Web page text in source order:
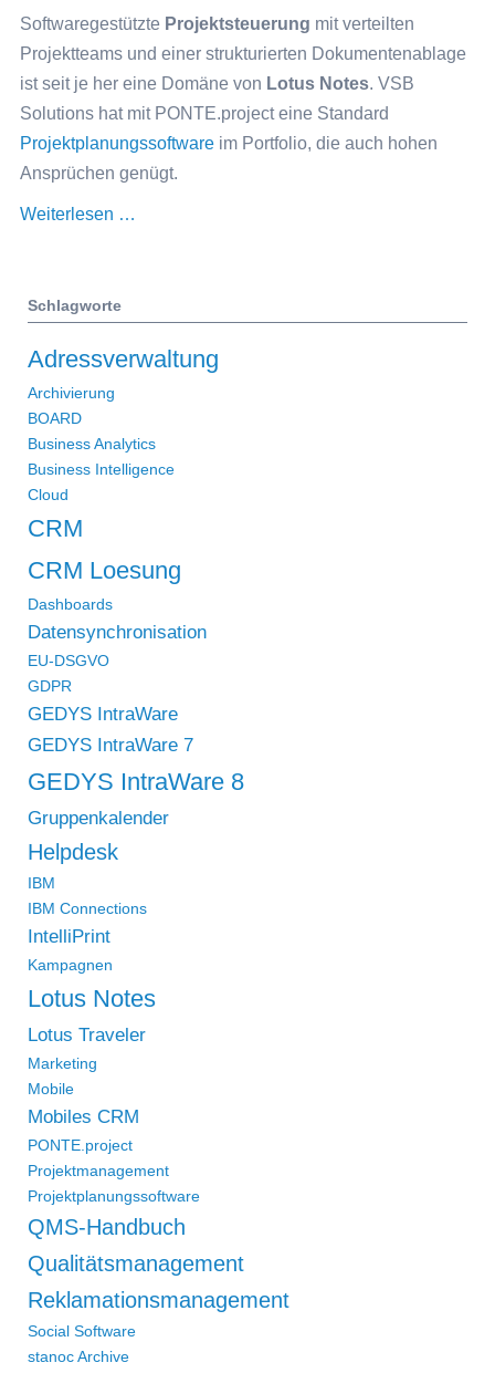
Softwaregestützte Projektsteuerung mit verteilten
Projektteams und einer strukturierten Dokumentenablage
ist seit je her eine Domäne von Lotus Notes. VSB
Solutions hat mit PONTE.project eine Standard
Projektplanungssoftwareim Portfolio, die auch hohen
Ansprüchen genügt.
Weiterlesen …
PONTE.project
Schlagworte
Adressverwaltung
Archivierung
BOARD
Business Analytics
Business Intelligence
Cloud
CRM
CRM Loesung
Dashboards
Datensynchronisation
EU-DSGVO
GDPR
GEDYS IntraWare
GEDYS IntraWare 7
GEDYS IntraWare 8
Gruppenkalender
Helpdesk
IBM
IBM Connections
IntelliPrint
Kampagnen
Lotus Notes
Lotus Traveler
Marketing
Mobile
Mobiles CRM
PONTE.project
Projektmanagement
Projektplanungssoftware
QMS-Handbuch
Qualitätsmanagement
Reklamationsmanagement
Social Software
stanoc Archive